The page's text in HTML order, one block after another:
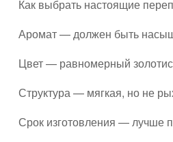
Как выбрать настоящие
Аромат — должен быть
Цвет — равномерный
Структура — мягкая, но не
Срок изготовления — лучше